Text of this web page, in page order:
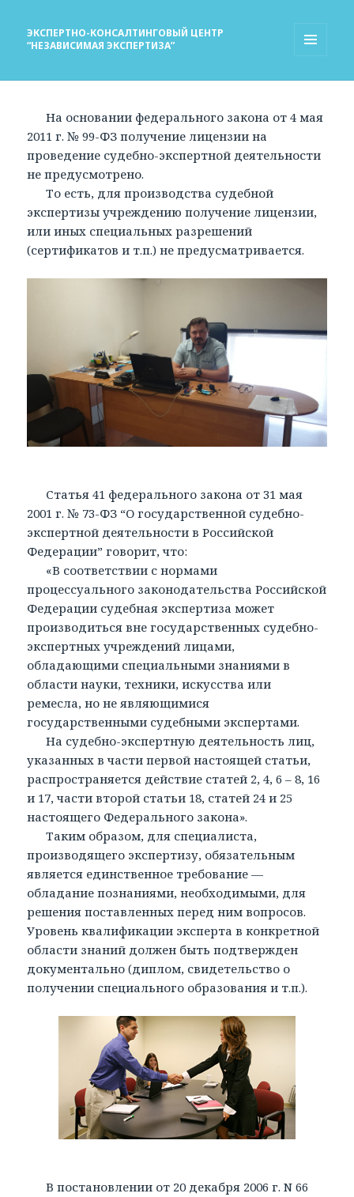
ЭКСПЕРТНО-КОНСАЛТИНГОВЫЙ ЦЕНТР
“НЕЗАВИСИМАЯ ЭКСПЕРТИЗА”
На основании федерального закона от 4 мая
2011 г. № 99-ФЗ получение лицензии на
проведение судебно-экспертной деятельности
не предусмотрено.
То есть, для производства судебной
экспертизы учреждению получение лицензии,
или иных специальных разрешений
(сертификатов и т.п.) не предусматривается.
Статья 41 федерального закона от 31 мая
2001 г. № 73-ФЗ “О государственной судебно-
экспертной деятельности в Российской
Федерации” говорит, что:
«В соответствии с нормами
процессуального законодательства Российской
Федерации судебная экспертиза может
производиться вне государственных судебно-
экспертных учреждений лицами,
обладающими специальными знаниями в
области науки, техники, искусства или
ремесла, но не являющимися
государственными судебными экспертами.
На судебно-экспертную деятельность лиц,
указанных в части первой настоящей статьи,
распространяется действие статей 2, 4, 6 – 8, 16
и 17, части второй статьи 18, статей 24 и 25
настоящего Федерального закона».
Таким образом, для специалиста,
производящего экспертизу, обязательным
является единственное требование —
обладание познаниями, необходимыми, для
решения поставленных перед ним вопросов.
Уровень квалификации эксперта в конкретной
области знаний должен быть подтвержден
документально (диплом, свидетельство о
получении специального образования и т.п.).
В постановлении от 20 декабря 2006 г. N 66